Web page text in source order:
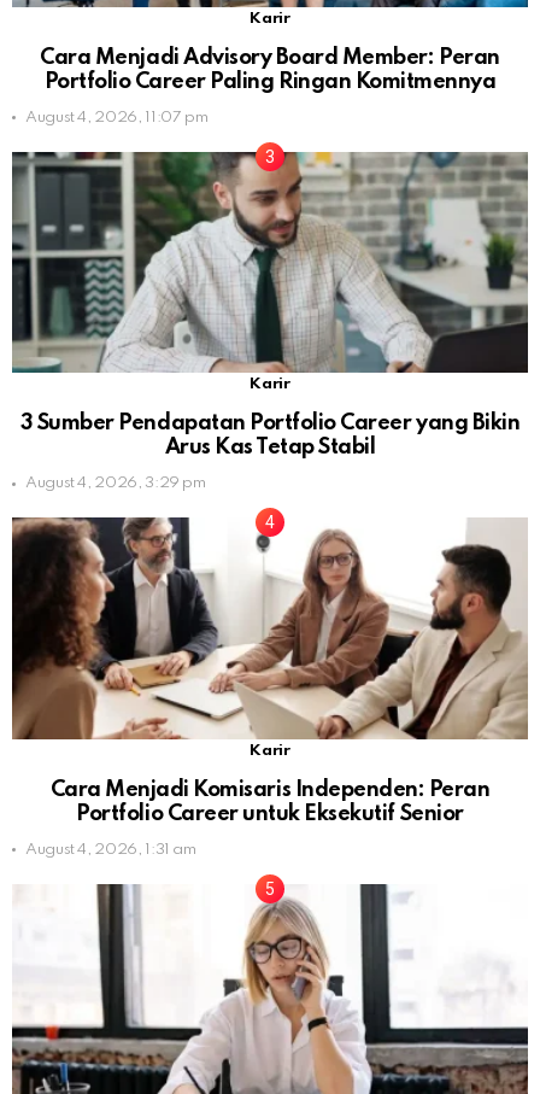
Karir
Cara Menjadi Advisory Board Member: Peran
Portfolio Career Paling Ringan Komitmennya
August 4, 2026, 11:07 pm
Karir
3 Sumber Pendapatan Portfolio Career yang Bikin
Arus Kas Tetap Stabil
August 4, 2026, 3:29 pm
Karir
Cara Menjadi Komisaris Independen: Peran
Portfolio Career untuk Eksekutif Senior
August 4, 2026, 1:31 am